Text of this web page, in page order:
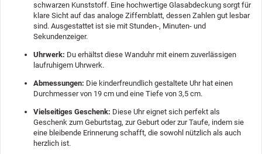
schwarzen Kunststoff. Eine hochwertige Glasabdeckung sorgt für
klare Sicht auf das analoge Ziffernblatt, dessen Zahlen gut lesbar
sind. Ausgestattet ist sie mit Stunden-, Minuten- und
Sekundenzeiger.
Uhrwerk: Du erhältst diese Wanduhr mit einem zuverlässigen
laufruhigem Uhrwerk.
Abmessungen: Die kinderfreundlich gestaltete Uhr hat einen
Durchmesser von 19 cm und eine Tiefe von 3,5 cm.
Vielseitiges Geschenk: Diese Uhr eignet sich perfekt als
Geschenk zum Geburtstag, zur Geburt oder zur Taufe, indem sie
eine bleibende Erinnerung schafft, die sowohl nützlich als auch
herzlich ist.